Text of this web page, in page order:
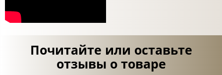
Почитайте или оставьте
отзывы о товаре